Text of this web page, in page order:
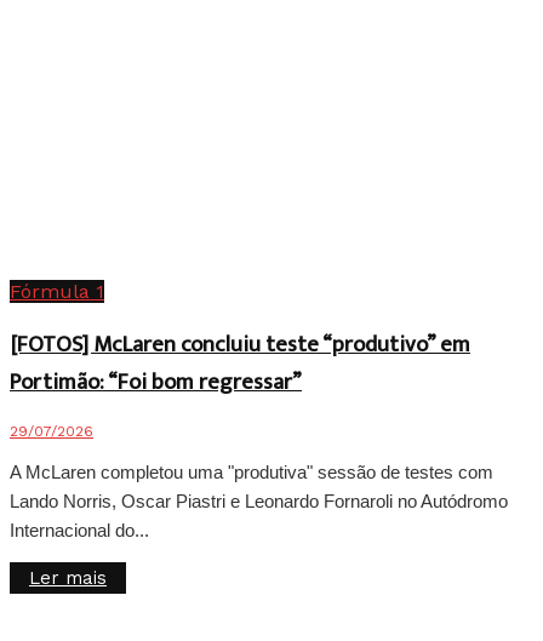
Fórmula 1
[FOTOS] McLaren concluiu teste “produtivo” em
Portimão: “Foi bom regressar”
29/07/2026
A McLaren completou uma "produtiva" sessão de testes com
Lando Norris, Oscar Piastri e Leonardo Fornaroli no Autódromo
Internacional do...
Ler mais